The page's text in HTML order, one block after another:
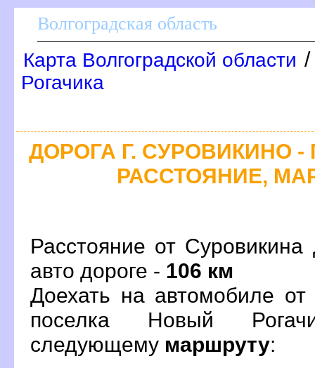
олгоградская область
Карта Волгоградской области /
Рогачика
ДОРОГА Г. СУРОВИКИНО
РАССТОЯНИЕ,
Расстояние от
авто дороге - 106 км
Доехать на автомобиле
поселка Новый
следующему маршруту: